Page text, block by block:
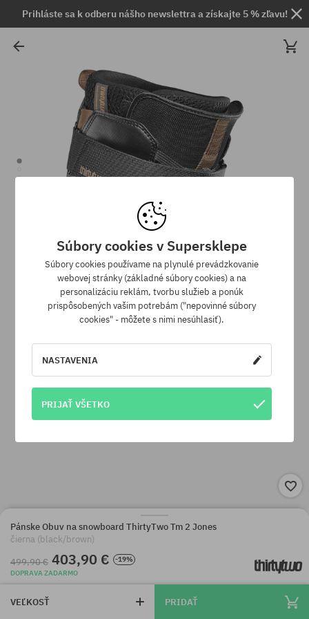
Prihláste sa k odberu nášho newslettra a získajte 5 % zľavu!
Pánske Obuv na snowboard ThirtyTwo Tm 2 Jones
čierna (black/brown)
499,90 € 403,90 €
-19%
DOPRAVA ZADARMO
VEĽKOSŤ PRIDAŤ
Súbory cookies v Supersklepe
Súbory cookies používame na plynulé prevádzkovanie
webovej stránky (základné súbory cookies) a na
personalizáciu reklám, tvorbu služieb a ponúk
prispôsobených vašim potrebám ("nepovinné súbory
cookies" - môžete s nimi nesúhlasiť).
NASTAVENIA
PRIJAŤ VŠETKO